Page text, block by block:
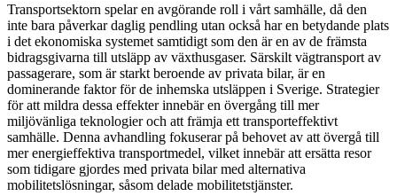
Transportsektorn spelar en avgörande roll i vårt samhälle, då den
inte bara påverkar daglig pendling utan också har en betydande plats
i det ekonomiska systemet samtidigt som den är en av de främsta
bidragsgivarna till utsläpp av växthusgaser. Särskilt vägtransport av
passagerare, som är starkt beroende av privata bilar, är en
dominerande faktor för de inhemska utsläppen i Sverige. Strategier
för att mildra dessa effekter innebär en övergång till mer
miljövänliga teknologier och att främja ett transporteffektivt
samhälle. Denna avhandling fokuserar på behovet av att övergå till
mer energieffektiva transportmedel, vilket innebär att ersätta resor
som tidigare gjordes med privata bilar med alternativa
mobilitetslösningar, såsom delade mobilitetstjänster.